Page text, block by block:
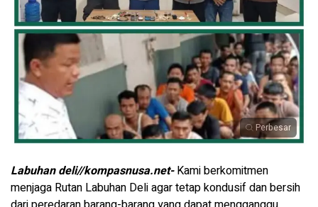
Perbesar
Labuhan deli//kompasnusa.net-Kami berkomitmen
menjaga Rutan Labuhan Deli agar tetap kondusif dan bersih